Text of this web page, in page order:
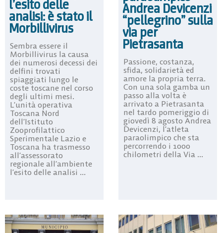
l’esito delle
analisi: è stato il
Morbillivirus
Sembra essere il
Morbillivirus la causa
dei numerosi decessi dei
delfini trovati
spiaggiati lungo le
coste toscane nel corso
degli ultimi mesi.
L’unità operativa
Toscana Nord
dell’Istituto
Zooprofilattico
Sperimentale Lazio e
Toscana ha trasmesso
all’assessorato
regionale all’ambiente
l’esito delle analisi ...
Andrea Devicenzi
“pellegrino” sulla
via per
Pietrasanta
Passione, costanza,
sfida, solidarietà ed
amore la propria terra.
Con una sola gamba un
passo alla volta è
arrivato a Pietrasanta
nel tardo pomeriggio di
giovedì 8 agosto Andrea
Devicenzi, l’atleta
paraolimpico che sta
percorrendo i 1000
chilometri della Via ...